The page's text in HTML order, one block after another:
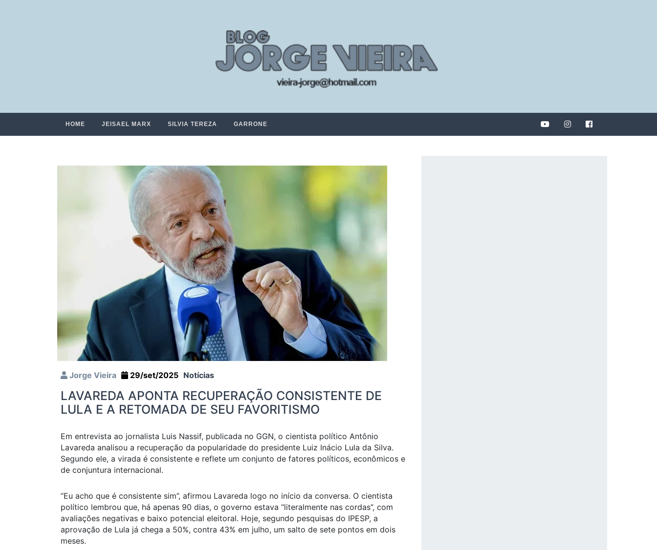
HOME JEISAEL MARX SILVIA TEREZA GARRONE
Jorge Vieira 29/set/2025 Notícias
LAVAREDA APONTA RECUPERAÇÃO CONSISTENTE DE
LULA E A RETOMADA DE SEU FAVORITISMO
Em entrevista ao jornalista Luis Nassif, publicada no GGN, o cientista político Antônio
Lavareda analisou a recuperação da popularidade do presidente Luiz Inácio Lula da Silva.
Segundo ele, a virada é consistente e reflete um conjunto de fatores políticos, econômicos e
de conjuntura internacional.
“Eu acho que é consistente sim”, afirmou Lavareda logo no início da conversa. O cientista
político lembrou que, há apenas 90 dias, o governo estava “literalmente nas cordas”, com
avaliações negativas e baixo potencial eleitoral. Hoje, segundo pesquisas do IPESP, a
aprovação de Lula já chega a 50%, contra 43% em julho, um salto de sete pontos em dois
meses.